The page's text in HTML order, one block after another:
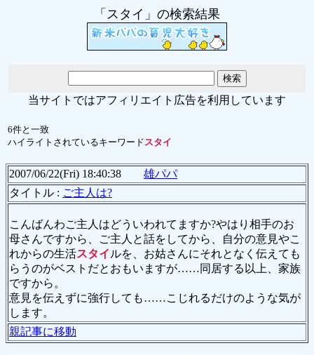
「スタイ」の検索結果
当サイトではアフィリエイト広告を利用しています
6件と一致
ハイライトされているキーワードスタイ
2007/06/22(Fri) 18:40:38 雄パパ
タイトル : ご主人は?
こんばんわご主人はどういわれてますか?やはり相手のお
母さんですから、ご主人と話をしてから、自分の意見やこ
れからの生活スタイ ルを、お姑さんにそれとなく伝えても
らうのがベストだとおもいますが……同居する以上、家族
ですから。
意見を伝えずに強行しても……こじれるだけのような気が
します。
親記事に移動